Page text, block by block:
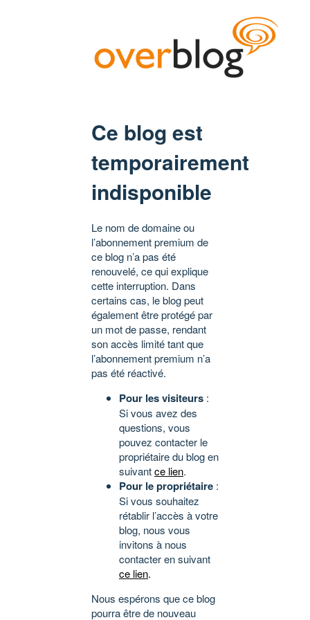
Ce blog est
temporairement
indisponible
Le nom de domaine ou
l’abonnement premium de
ce blog n’a pas été
renouvelé, ce qui explique
cette interruption. Dans
certains cas, le blog peut
également être protégé par
un mot de passe, rendant
son accès limité tant que
l’abonnement premium n’a
pas été réactivé.
Pour les visiteurs :
Si vous avez des
questions, vous
pouvez contacter le
propriétaire du blog en
suivantce lien.
Pour le propriétaire :
Si vous souhaitez
rétablir l’accès à votre
blog, nous vous
invitons à nous
contacter en suivant
ce lien.
Nous espérons que ce blog
pourra être de nouveau